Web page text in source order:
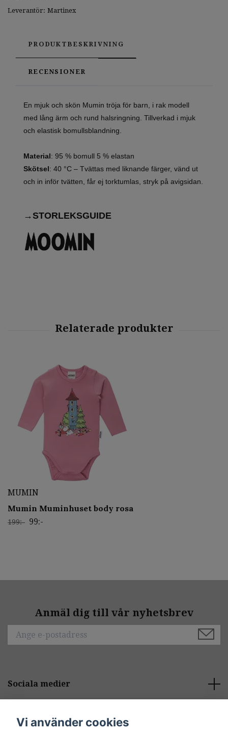
Leverantör: Martinex
PRODUKTBESKRIVNING
RECENSIONER
En mjuk och skön Mumin tröja för barn, i rak modell
med lång ärm och rund halsringning. Tillverkad i mjuk
och elastisk bomullsblandning.
Material: 95 % bomull 5 % elastan
Skötsel: 40 °C – Tvättas med liknande färger, vänd ut
och in inför tvätten, får ej torktumlas, stryk på avigsidan.
→STORLEKSGUIDE
MUMIN
Mumin Muminhuset body rosa
199:- 99:-
Anmäl dig till vår nyhetsbrev
Sociala medier
Vi använder cookies